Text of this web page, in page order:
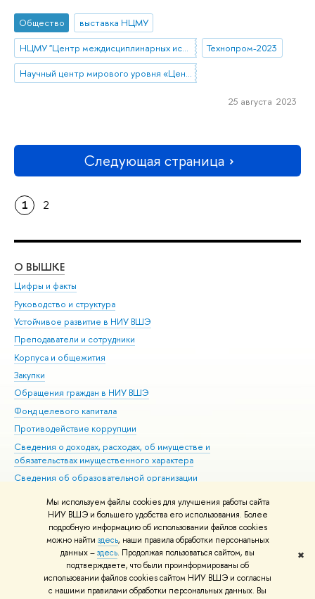
Мы используем файлы cookies для улучшения работы сайта
НИУ ВШЭ и большего удобства его использования. Более
подробную информацию об использовании файлов cookies
можно найти здесь, наши правила обработки персональных
данных –здесь. Продолжая пользоваться сайтом, вы
подтверждаете, что были проинформированы об
использовании файлов cookies сайтом НИУ ВШЭ и согласны
с нашими правилами обработки персональных данных. Вы
✖
Общество
выставка НЦМУ
НЦМУ "Центр междисциплинарных исследований человеческого потенциала"
Технопром-2023
Научный центр мирового уровня «Центр междисциплинарных исследований человеческого потенциала»
25 августа 2023
Следующая страница
1 2
О ВЫШКЕ
Цифры и факты
Руководство и структура
Устойчивое развитие в НИУ ВШЭ
Преподаватели и сотрудники
Корпуса и общежития
Закупки
Обращения граждан в НИУ ВШЭ
Фонд целевого капитала
Противодействие коррупции
Сведения о доходах, расходах, об имуществе и
обязательствах имущественного характера
Сведения об образовательной организации
Людям с ограниченными возможностями здоровья
Единая платежная страница
Работа в Вышке
© НИУ ВШЭ 1993–2026 Адреса и контакты Условия использования
материалов Политика конфиденциальности Карта сайта